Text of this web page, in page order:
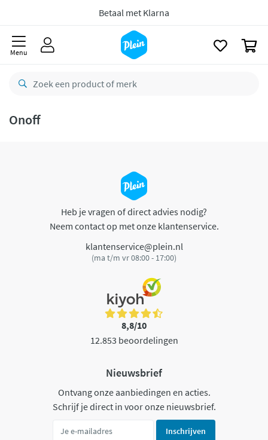
Betaal met Klarna
Menu
Onoff
Heb je vragen of direct advies nodig?
Neem contact op met onze klantenservice.
klantenservice@plein.nl
(ma t/m vr 08:00 - 17:00)
8,8/10
12.853 beoordelingen
Nieuwsbrief
Ontvang onze aanbiedingen en acties.
Schrijf je direct in voor onze nieuwsbrief.
Inschrijven